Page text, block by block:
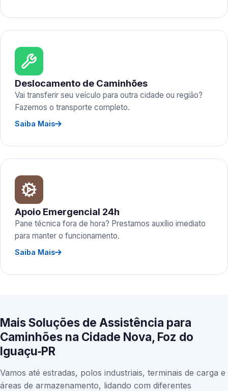
Deslocamento de Caminhões
Vai transferir seu veículo para outra cidade ou região?
Fazemos o transporte completo.
Saiba Mais
Apoio Emergencial 24h
Pane técnica fora de hora? Prestamos auxílio imediato
para manter o funcionamento.
Saiba Mais
Mais Soluções de Assistência para
Caminhões na Cidade Nova, Foz do
Iguaçu‑PR
Vamos até estradas, polos industriais, terminais de carga e
áreas de armazenamento, lidando com diferentes